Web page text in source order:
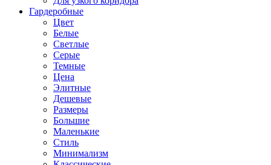
Гардеробные
Цвет
Белые
Светлые
Серые
Темные
Цена
Элитные
Дешевые
Размеры
Большие
Маленькие
Стиль
Минимализм